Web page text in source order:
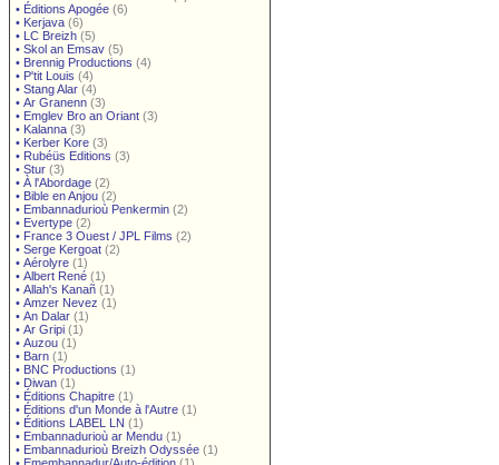
• Éditions Apogée (6)
• Kerjava (6)
• LC Breizh (5)
• Skol an Emsav (5)
• Brennig Productions (4)
• P'tit Louis (4)
• Stang Alar (4)
• Ar Granenn (3)
• Emglev Bro an Oriant (3)
• Kalanna (3)
• Kerber Kore (3)
• Rubéüs Editions (3)
• Stur (3)
• À l'Abordage (2)
• Bible en Anjou (2)
• Embannadurioù Penkermin (2)
• Evertype (2)
• France 3 Ouest / JPL Films (2)
• Serge Kergoat (2)
• Aérolyre (1)
• Albert René (1)
• Allah's Kanañ (1)
• Amzer Nevez (1)
• An Dalar (1)
• Ar Gripi (1)
• Auzou (1)
• Barn (1)
• BNC Productions (1)
• Diwan (1)
• Éditions Chapitre (1)
• Éditions d'un Monde à l'Autre (1)
• Éditions LABEL LN (1)
• Embannadurioù ar Mendu (1)
• Embannadurioù Breizh Odyssée (1)